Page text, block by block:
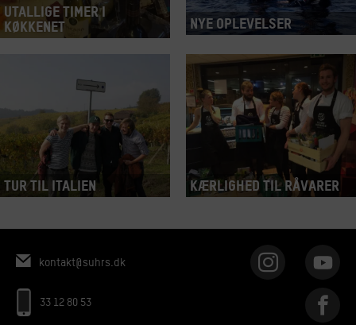
Utallige timer i
køkkenet
Nye oplevelser
Tur til Italien Kærlighed til råvarer
kontakt@suhrs.dk
33 12 80 53